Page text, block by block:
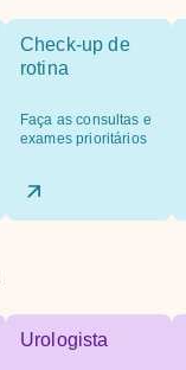
Check-up de
rotina
Faça as consultas e
exames prioritários
Urologista